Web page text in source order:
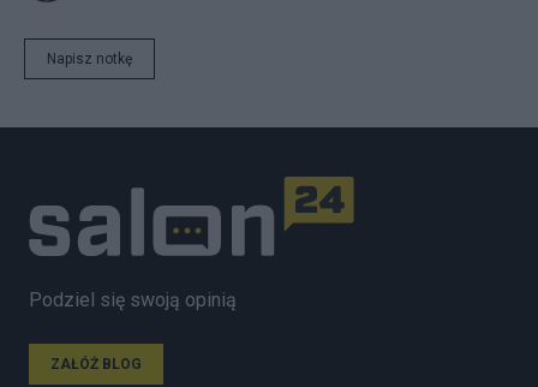
Napisz notkę
Podziel się swoją opinią
ZAŁÓŻ BLOG